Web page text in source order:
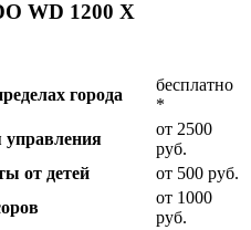
WD 1200 X
города
бесплатно
*
управления
от 2500
руб.
от детей
от 500 руб.
от 1000
руб.